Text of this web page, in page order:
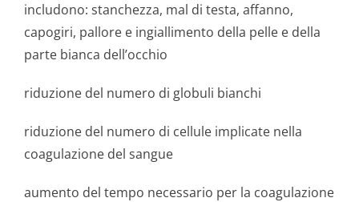
includono: stanchezza, mal di testa, affanno,
capogiri, pallore e ingiallimento della pelle e della
parte bianca dell’occhio
riduzione del numero di globuli bianchi
riduzione del numero di cellule implicate nella
coagulazione del sangue
aumento del tempo necessario per la coagulazione